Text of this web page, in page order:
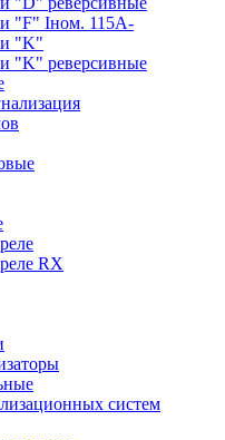
"F" Iном. 115А-
"K"
"K" реверсивные
RX
систем